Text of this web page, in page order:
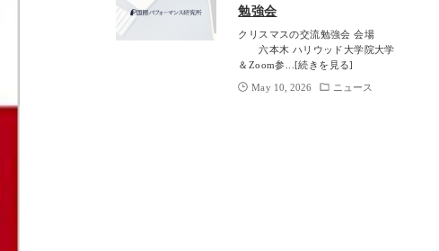
勉強会
クリスマスの交流勉強会 会場
六本木 ハリウッド大学院大学
＆Zoom参...[続きを見る]
May 10, 2026 ニュース